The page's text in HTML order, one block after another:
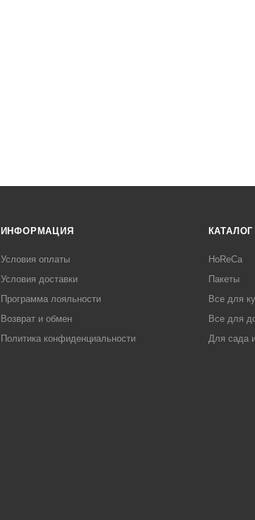
ИНФОРМАЦИЯ
Условия оплаты
Условия доставки
Программа лояльности
Возврат и обмен
Политика конфиденциальности
КАТАЛОГ
HoReCa
Пакеты
Все для
Все для
Для сада